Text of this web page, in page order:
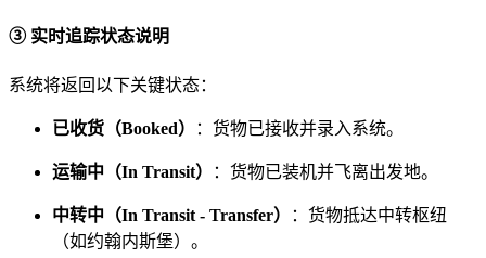
③ 实时追踪状态说明
系统将返回以下关键状态：
已收货（Booked） ：货物已接收并录入系统。
运输中（In Transit） ：货物已装机并飞离出发地。
中转中（In Transit - Transfer）
：货物抵达中转枢纽
（如约翰内斯堡）。